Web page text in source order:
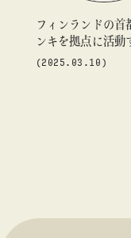
#モノ・カルチャ
#抽選販売
#漫画
フィンランドの首
ンキを拠点に活動
ELSHINKI
(2025.03.10)